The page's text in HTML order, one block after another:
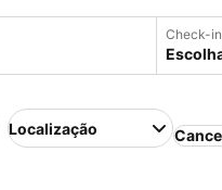
Check-
Localização